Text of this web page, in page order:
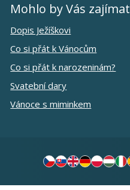
Mohlo by Vás zajímat
Dopis Ježíškovi
Co si přát k Vánocům
Co si přát k narozeninám?
Svatební dary
Vánoce s miminkem